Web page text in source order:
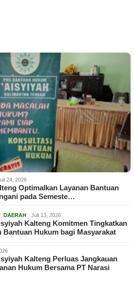
24, 2026
Optimalkan Layanan Bantuan
pada Semeste…
DAERAH Juli 13, 2026
Kalteng Komitmen Tingkatkan
Bantuan Hukum bagi Masyarakat
Kalteng Perluas Jangkauan
Hukum Bersama PT Narasi